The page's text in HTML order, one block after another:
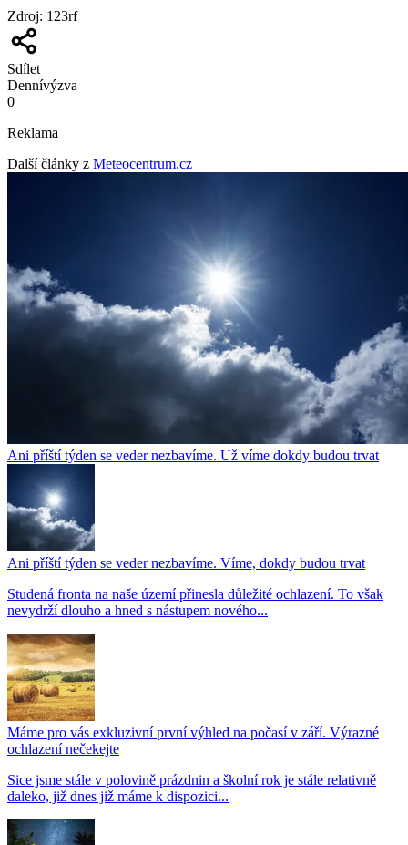
Zdroj: 123rf
Sdílet
Dennívýzva
0
Reklama
Další články z Meteocentrum.cz
Ani příští týden se veder nezbavíme. Už víme dokdy budou trvat
Ani příští týden se veder nezbavíme. Víme, dokdy budou trvat
Studená fronta na naše území přinesla důležité ochlazení. To však
nevydrží dlouho a hned s nástupem nového...
Máme pro vás exkluzivní první výhled na počasí v září. Výrazné
ochlazení nečekejte
Sice jsme stále v polovině prázdnin a školní rok je stále relativně
daleko, již dnes již máme k dispozici...